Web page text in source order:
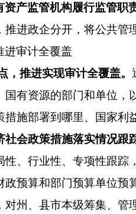
产监管机构履行监管职
推进政企分开，将公共
进审计全覆盖
，推进实现审计全覆盖。
国有资源的部门和单位，
措施部署到哪里、国家
社会政策措施落实情况跟
性、行业性、专项性跟踪
政预算和部门预算单位预
对州、县市本级筹集、